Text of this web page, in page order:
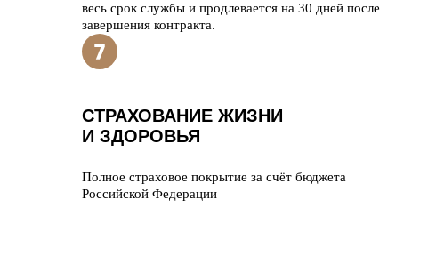
весь срок службы и продлевается на 30 дней после
завершения контракта.
СТРАХОВАНИЕ ЖИЗНИ
И ЗДОРОВЬЯ
Полное страховое покрытие за счёт бюджета
Российской Федерации